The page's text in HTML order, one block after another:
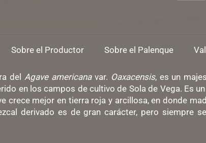
Sobre el Productor Sobre el Palenque
del Agave americanavar. Oaxacensis, es un
en los campos de cultivo de Sola de Vega. Es
crece mejor en tierra roja y arcillosa, en donde
derivado es de gran carácter, pero siempre